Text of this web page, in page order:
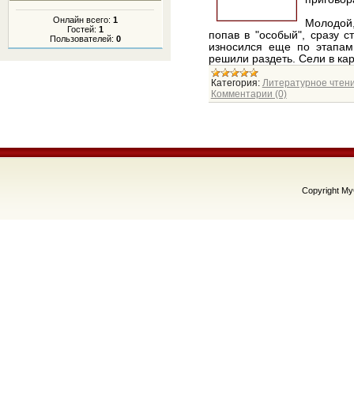
Онлайн всего: 1
Гостей: 1
Пользователей: 0
попав в "особый", сразу
износился еще по
решили раздеть. Сели в
Категория: Литературное
Комментарии (0)
Copyright